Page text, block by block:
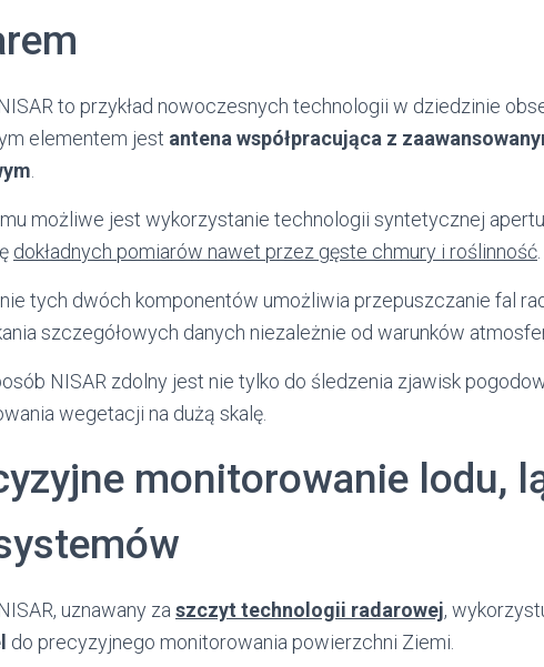
to przykład nowoczesnych technologii w dziedzinie
elementem jest antena współpracująca z
możliwe jest wykorzystanie technologii syntetycznej
dokładnych pomiarów nawet przez gęste chmury i roślinność
tych dwóch komponentów umożliwia przepuszczanie fal
szczegółowych danych niezależnie od warunków
NISAR zdolny jest nie tylko do śledzenia zjawisk
wegetacji na dużą skalę.
monitorowanie lodu,
uznawany za szczyt technologii radarowej,
do precyzyjnego monitorowania powierzchni Ziemi.